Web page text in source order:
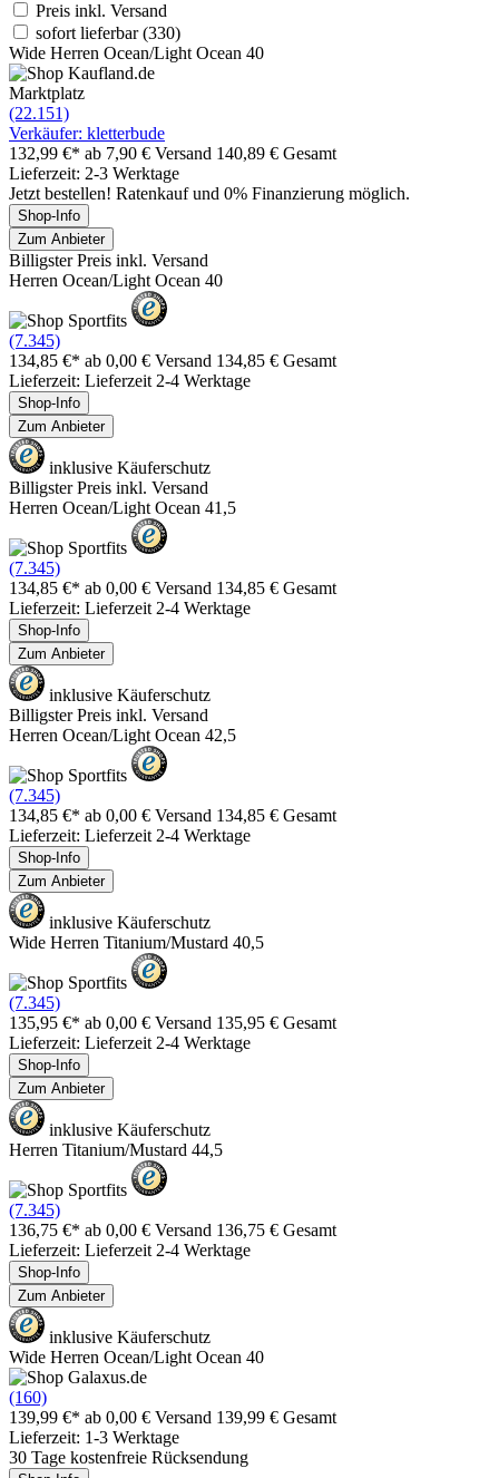
Preis inkl. Versand
sofort lieferbar(330)
Wide Herren Ocean/Light Ocean 40
Marktplatz
(22.151)
Verkäufer: kletterbude
132,99 €* ab 7,90 € Versand 140,89 € Gesamt
Lieferzeit: 2-3 Werktage
Jetzt bestellen! Ratenkauf und 0% Finanzierung möglich.
Shop-Info
Zum Anbieter
Billigster Preis inkl. Versand
Herren Ocean/Light Ocean 40
(7.345)
134,85 €* ab 0,00 € Versand 134,85 € Gesamt
Lieferzeit: Lieferzeit 2-4 Werktage
Shop-Info
Zum Anbieter
inklusive Käuferschutz
Billigster Preis inkl. Versand
Herren Ocean/Light Ocean 41,5
(7.345)
134,85 €* ab 0,00 € Versand 134,85 € Gesamt
Lieferzeit: Lieferzeit 2-4 Werktage
Shop-Info
Zum Anbieter
inklusive Käuferschutz
Billigster Preis inkl. Versand
Herren Ocean/Light Ocean 42,5
(7.345)
134,85 €* ab 0,00 € Versand 134,85 € Gesamt
Lieferzeit: Lieferzeit 2-4 Werktage
Shop-Info
Zum Anbieter
inklusive Käuferschutz
Wide Herren Titanium/Mustard 40,5
(7.345)
135,95 €* ab 0,00 € Versand 135,95 € Gesamt
Lieferzeit: Lieferzeit 2-4 Werktage
Shop-Info
Zum Anbieter
inklusive Käuferschutz
Herren Titanium/Mustard 44,5
(7.345)
136,75 €* ab 0,00 € Versand 136,75 € Gesamt
Lieferzeit: Lieferzeit 2-4 Werktage
Shop-Info
Zum Anbieter
inklusive Käuferschutz
Wide Herren Ocean/Light Ocean 40
(160)
139,99 €* ab 0,00 € Versand 139,99 € Gesamt
Lieferzeit: 1-3 Werktage
30 Tage kostenfreie Rücksendung